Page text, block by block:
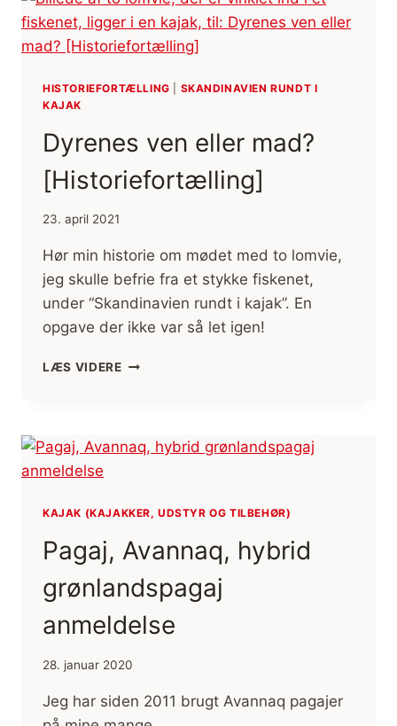
KO
I
KAJAK
HISTORIEFORTÆLLING
SKANDINAVIEN RUNDT I
KAJAK
Dyrenes ven eller mad?
[Historiefortælling]
23. april 2021
Hør min historie om mødet med to lomvie,
jeg skulle befrie fra et stykke fiskenet,
under “Skandinavien rundt i kajak”. En
opgave der ikke var så let igen!
LÆS VIDEREDYRENES
KAJAK (KAJAKKER, UDSTYR OG TILBEHØR)
Pagaj, Avannaq, hybrid
grønlandspagaj
anmeldelse
28. januar 2020
Jeg har siden 2011 brugt Avannaq pagajer